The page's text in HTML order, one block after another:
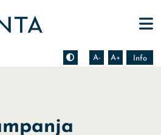
A-
Pienennä tekstin kokoa
A+
Suurenna tekstin kokoa
Info
Tietoa zoomauksesta